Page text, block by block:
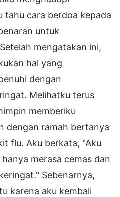
tahu cara berdoa kepada
untuk
mengatakan ini,
hal yang
dengan
Melihatku terus
memberiku
dengan ramah bertanya
flu. Aku berkata, "Aku
merasa cemas dan
Sebenarnya,
karena aku kembali